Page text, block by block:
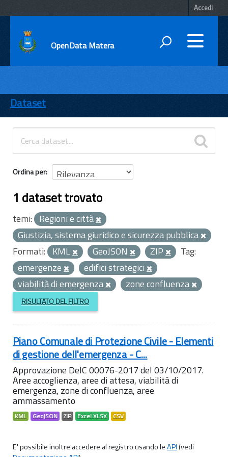
Accedi
OpenData Matera
ENTI
TEMI
INFORMAZIONI
Dataset
Ordina per
1 dataset trovato
temi: Regioni e città
Giustizia, sistema giuridico e sicurezza pubblica
Formati: KML GeoJSON ZIP
Tag:
emergenze
edifici strategici
viabilità di emergenza
zone confluenza
RISULTATO DEL FILTRO
Piano Comunale di Protezione Civile - Elementi
di gestione dell'emergenza - C...
Approvazione DelC 00076-2017 del 03/10/2017.
Aree accoglienza, aree di attesa, viabilità di
emergenza, zone di confluenza, aree
ammassamento
KML GeoJSON ZIP Excel XLSX CSV
E' possibile inoltre accedere al registro usando leAPI(vedi